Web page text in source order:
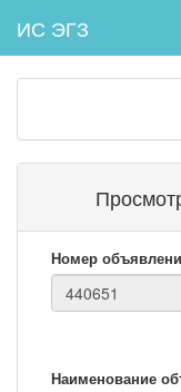
ИС ЭГЗ
Номер
Наименование